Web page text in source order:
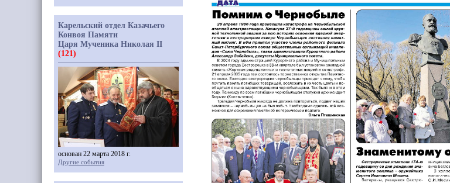
Карельский отдел Казачьего
Конвоя Памяти
Царя Мученика Николая II
(121)
основан 22 марта 2018 г.
Другие события